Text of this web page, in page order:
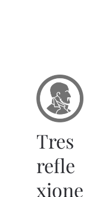
Tres
refle
xione